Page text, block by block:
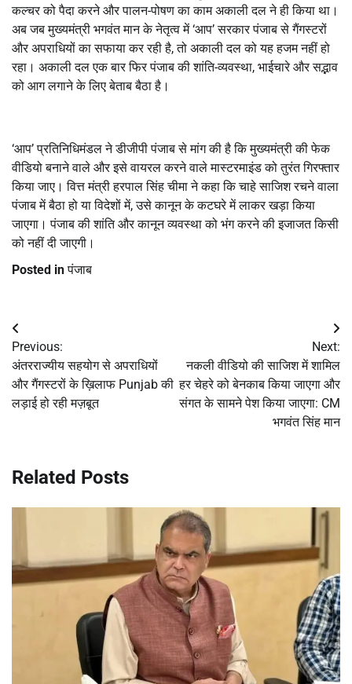
कल्चर को पैदा करने और पालन-पोषण का काम अकाली दल ने ही किया था।
अब जब मुख्यमंत्री भगवंत मान के नेतृत्व में ‘आप’ सरकार पंजाब से गैंगस्टरों
और अपराधियों का सफाया कर रही है, तो अकाली दल को यह हजम नहीं हो
रहा। अकाली दल एक बार फिर पंजाब की शांति-व्यवस्था, भाईचारे और सद्भाव
को आग लगाने के लिए बेताब बैठा है।
‘आप’ प्रतिनिधिमंडल ने डीजीपी पंजाब से मांग की है कि मुख्यमंत्री की फेक
वीडियो बनाने वाले और इसे वायरल करने वाले मास्टरमाइंड को तुरंत गिरफ्तार
किया जाए। वित्त मंत्री हरपाल सिंह चीमा ने कहा कि चाहे साजिश रचने वाला
पंजाब में बैठा हो या विदेशों में, उसे कानून के कटघरे में लाकर खड़ा किया
जाएगा। पंजाब की शांति और कानून व्यवस्था को भंग करने की इजाजत किसी
को नहीं दी जाएगी।
Posted inपंजाब
Post
navigation
Previous:
अंतरराज्यीय सहयोग से अपराधियों
और गैंगस्टरों के ख़िलाफ Punjab की
लड़ाई हो रही मज़बूत
Next:
नकली वीडियो की साजिश में शामिल
हर चेहरे को बेनकाब किया जाएगा और
संगत के सामने पेश किया जाएगा: CM
भगवंत सिंह मान
Related Posts